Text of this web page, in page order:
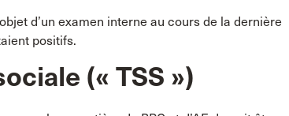
d’un examen interne au cours de la dernière
positifs.
(« TSS »)